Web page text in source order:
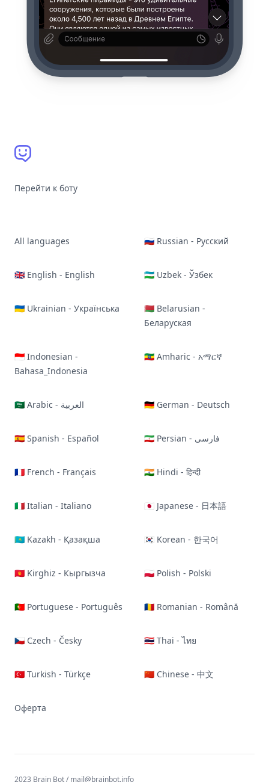
Перейти к боту
All languages 🇷🇺 Russian - Русский
🇬🇧 English - English 🇺🇿 Uzbek - Ўзбек
🇺🇦 Ukrainian - Українська
🇧🇾 Belarusian -
Беларуская
🇮🇩 Indonesian -
Bahasa_Indonesia
🇪🇹 Amharic - አማርኛ
🇸🇦 Arabic - العربية 🇩🇪 German - Deutsch
🇪🇸 Spanish - Español 🇮🇷 Persian - فارسی
🇫🇷 French - Français 🇮🇳 Hindi - हिन्दी
🇮🇹 Italian - Italiano 🇯🇵 Japanese - 日本語
🇰🇿 Kazakh - Қазақша 🇰🇷 Korean - 한국어
🇰🇬 Kirghiz - Кыргызча 🇵🇱 Polish - Polski
🇵🇹 Portuguese - Português 🇷🇴 Romanian - Română
🇨🇿 Czech - Česky 🇹🇭 Thai - ไทย
🇹🇷 Turkish - Türkçe 🇨🇳 Chinese - 中文
Оферта
2023 Brain Bot /mail@brainbot.info